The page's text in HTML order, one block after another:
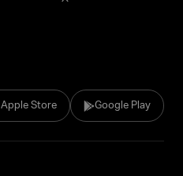
Apple Store Google Play